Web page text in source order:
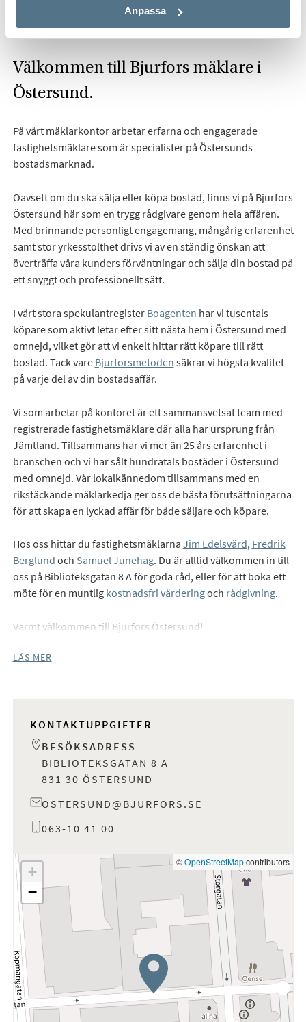
Anpassa
Hitta mäklare i Östersund
Välkommen till Bjurfors mäklare i
Östersund.
På vårt mäklarkontor arbetar erfarna och engagerade
fastighetsmäklare som är specialister på Östersunds
bostadsmarknad.
Oavsett om du ska sälja eller köpa bostad, finns vi på Bjurfors
Östersund här som en trygg rådgivare genom hela affären.
Med brinnande personligt engagemang, mångårig erfarenhet
samt stor yrkesstolthet drivs vi av en ständig önskan att
överträffa våra kunders förväntningar och sälja din bostad på
ett snyggt och professionellt sätt.
I vårt stora spekulantregister Boagenten har vi tusentals
köpare som aktivt letar efter sitt nästa hem i Östersund med
omnejd, vilket gör att vi enkelt hittar rätt köpare till rätt
bostad. Tack vare Bjurforsmetoden säkrar vi högsta kvalitet
på varje del av din bostadsaffär.
Vi som arbetar på kontoret är ett sammansvetsat team med
registrerade fastighetsmäklare där alla har ursprung från
Jämtland. Tillsammans har vi mer än 25 års erfarenhet i
branschen och vi har sålt hundratals bostäder i Östersund
med omnejd. Vår lokalkännedom tillsammans med en
rikstäckande mäklarkedja ger oss de bästa förutsättningarna
för att skapa en lyckad affär för både säljare och köpare.
Hos oss hittar du fastighetsmäklarna Jim Edelsvärd, Fredrik
Berglund och Samuel Junehag. Du är alltid välkommen in till
oss på Biblioteksgatan 8 A för goda råd, eller för att boka ett
möte för en muntlig kostnadsfri värderingoch rådgivning.
Varmt välkommen till Bjurfors Östersund!
LÄS MER
KONTAKTUPPGIFTER
BESÖKSADRESS
BIBLIOTEKSGATAN 8 A
831 30 ÖSTERSUND
OSTERSUND@BJURFORS.SE
063-10 41 00
+
−
©OpenStreetMapcontributors